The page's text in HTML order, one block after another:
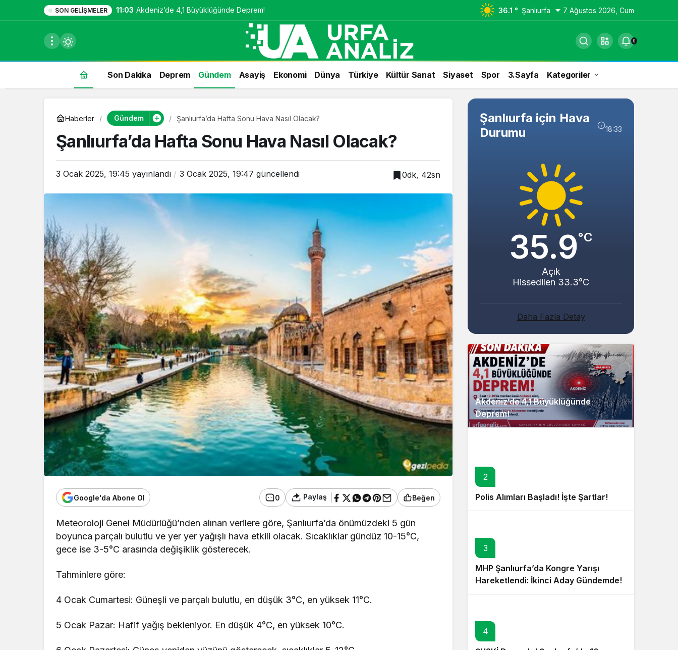
SON GELIŞMELER 11:03 Akdeniz’de 4,1 Büyüklüğünde Deprem! 36.1 ° Şanlıurfa 7 Ağustos 2026, Cum
0
Son Dakika Deprem Gündem Asayiş Ekonomi Dünya Türkiye Kültür Sanat Siyaset Spor 3.Sayfa Kategoriler
Haberler Gündem Şanlıurfa’da Hafta Sonu Hava Nasıl Olacak?
Şanlıurfa’da Hafta Sonu Hava Nasıl Olacak?
3 Ocak 2025, 19:45 yayınlandı 3 Ocak 2025, 19:47 güncellendi 0dk, 42sn
Google'da Abone Ol 0 Paylaş Beğen
Meteoroloji Genel Müdürlüğü’nden alınan verilere göre, Şanlıurfa’da önümüzdeki 5 gün
boyunca parçalı bulutlu ve yer yer yağışlı hava etkili olacak. Sıcaklıklar gündüz 10-15°C,
gece ise 3-5°C arasında değişiklik gösterecek.
Tahminlere göre:
4 Ocak Cumartesi: Güneşli ve parçalı bulutlu, en düşük 3°C, en yüksek 11°C.
5 Ocak Pazar: Hafif yağış bekleniyor. En düşük 4°C, en yüksek 10°C.
Şanlıurfa için Hava
Durumu
18:33
35.9°C
Açık
Hissedilen 33.3°C
Daha Fazla Detay
Akdeniz’de 4,1 Büyüklüğünde
Deprem!
2
Polis Alımları Başladı! İşte Şartlar!
3
MHP Şanlıurfa’da Kongre Yarışı
Hareketlendi: İkinci Aday Gündemde!
4